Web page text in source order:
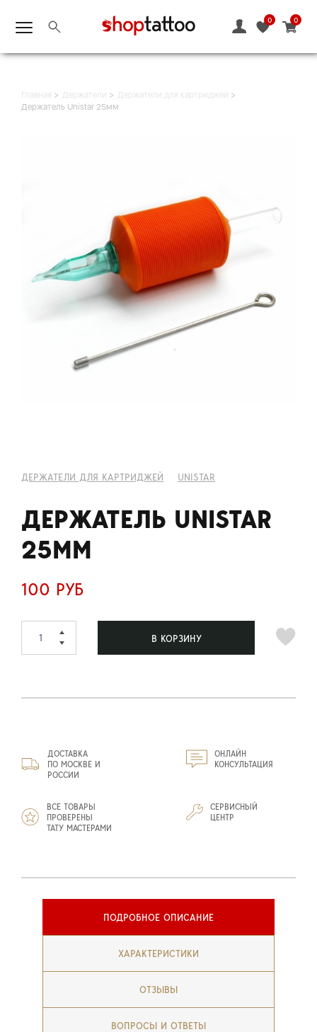
0
0
Главная Держатели
Держатели для картриджей
Держатель Unistar 25мм
ДЕРЖАТЕЛИ ДЛЯ КАРТРИДЖЕЙ UNISTAR
ДЕРЖАТЕЛЬ UNISTAR
25ММ
100 РУБ
В КОРЗИНУ
ДОСТАВКА
ПО МОСКВЕ И
РОССИИ
ОНЛАЙН
КОНСУЛЬТАЦИЯ
ВСЕ ТОВАРЫ
ПРОВЕРЕНЫ
ТАТУ МАСТЕРАМИ
СЕРВИСНЫЙ
ЦЕНТР
ПОДРОБНОЕ ОПИСАНИЕ
ХАРАКТЕРИСТИКИ
ОТЗЫВЫ
ВОПРОСЫ И ОТВЕТЫ